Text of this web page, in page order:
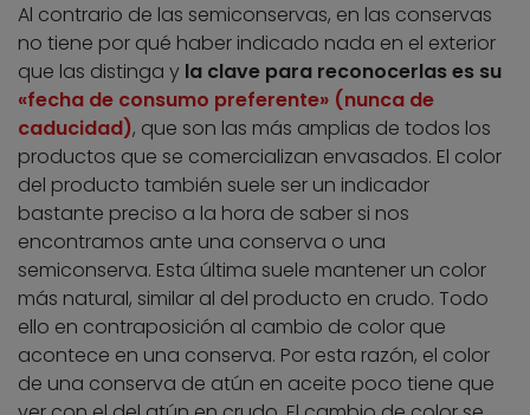
Al contrario de las semiconservas, en las conservas
no tiene por qué haber indicado nada en el exterior
que las distinga y la clave para reconocerlas es su
«fecha de consumo preferente» (nunca de
caducidad), que son las más amplias de todos los
productos que se comercializan envasados. El color
del producto también suele ser un indicador
bastante preciso a la hora de saber si nos
encontramos ante una conserva o una
semiconserva. Esta última suele mantener un color
más natural, similar al del producto en crudo. Todo
ello en contraposición al cambio de color que
acontece en una conserva. Por esta razón, el color
de una conserva de atún en aceite poco tiene que